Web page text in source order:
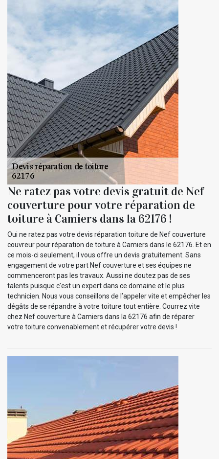
Ne ratez pas votre devis gratuit de Nef
couverture pour votre réparation de
toiture à Camiers dans la 62176 !
Oui ne ratez pas votre devis réparation toiture de Nef couverture
couvreur pour réparation de toiture à Camiers dans le 62176. Et en
ce mois-ci seulement, il vous offre un devis gratuitement. Sans
engagement de votre part Nef couverture et ses équipes ne
commenceront pas les travaux. Aussi ne doutez pas de ses
talents puisque c’est un expert dans ce domaine et le plus
technicien. Nous vous conseillons de l’appeler vite et empêcher les
dégâts de se répandre à votre toiture tout entière. Courrez vite
chez Nef couverture à Camiers dans la 62176 afin de réparer
votre toiture convenablement et récupérer votre devis !